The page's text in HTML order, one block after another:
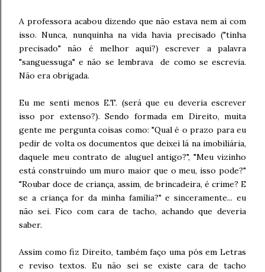
A professora acabou dizendo que não estava nem aí com
isso. Nunca, nunquinha na vida havia precisado ("tinha
precisado" não é melhor aqui?) escrever a palavra
"sanguessuga" e não se lembrava de como se escrevia.
Não era obrigada.
Eu me senti menos E.T. (será que eu deveria escrever
isso por extenso?). Sendo formada em Direito, muita
gente me pergunta coisas como: "Qual é o prazo para eu
pedir de volta os documentos que deixei lá na imobiliária,
daquele meu contrato de aluguel antigo?", "Meu vizinho
está construindo um muro maior que o meu, isso pode?"
"Roubar doce de criança, assim, de brincadeira, é crime? E
se a criança for da minha família?" e sinceramente... eu
não sei. Fico com cara de tacho, achando que deveria
saber.
Assim como fiz Direito, também faço uma pós em Letras
e reviso textos. Eu não sei se existe cara de tacho